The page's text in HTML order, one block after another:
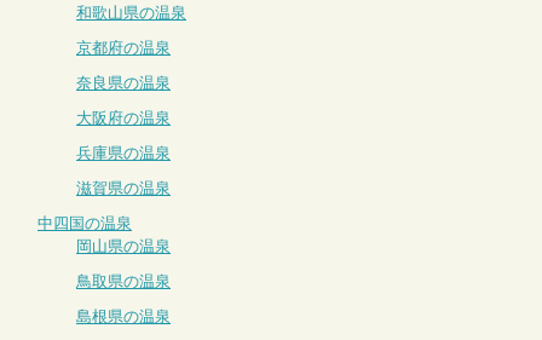
和歌山県の温泉
京都府の温泉
奈良県の温泉
大阪府の温泉
兵庫県の温泉
滋賀県の温泉
中四国の温泉
岡山県の温泉
鳥取県の温泉
島根県の温泉